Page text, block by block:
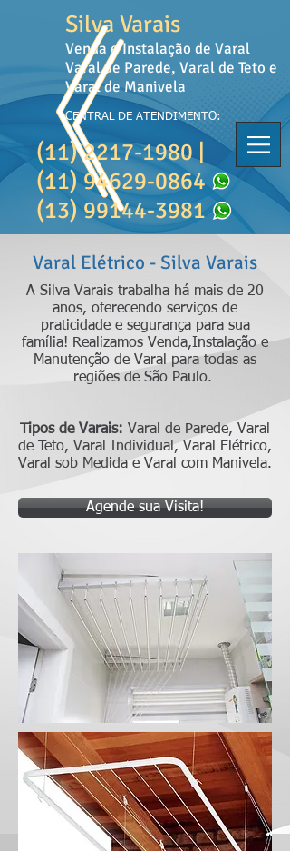
Venda e Instalação de Varal
Varal de Parede, Varal de Teto e
Varal de Manivela
Silva Varais
CENTRAL DE ATENDIMENTO:
(11) 2217-1980|
(11) 94629-0864
(13) 99144-3981
Varal Elétrico - Silva Varais
A Silva Varais trabalha há mais de 20
anos, oferecendo serviços de
praticidade e segurança para sua
família! Realizamos Venda,Instalação e
Manutenção de Varal
para todas as
regiões de São Paulo.
Tipos de Varais: Varal de Parede, Varal
de Teto, Varal Individual, Varal Elétrico,
Varal sob Medida e Varal com Manivela.
Agende sua Visita!